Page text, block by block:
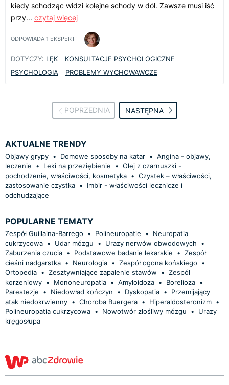
kiedy schodząc widzi kolejne schody w dól. Zawsze musi iść
przy... czytaj więcej
ODPOWIADA 1 EKSPERT:
DOTYCZY: LĘK
KONSULTACJE PSYCHOLOGICZNE
PSYCHOLOGIA
PROBLEMY WYCHOWAWCZE
POPRZEDNIA NASTĘPNA
AKTUALNE TRENDY
Objawy grypy • Domowe sposoby na katar • Angina - objawy,
leczenie
• Leki na przeziębienie • Olej z czarnuszki -
pochodzenie, właściwości, kosmetyka • Czystek – właściwości,
zastosowanie czystka •
Imbir - właściwości lecznicze i
odchudzające
POPULARNE TEMATY
Zespół Guillaina-Barrego • Polineuropatie •
Neuropatia
cukrzycowa • Udar mózgu • Urazy nerwów obwodowych
•
Zaburzenia czucia • Podstawowe badanie lekarskie • Zespół
cieśni nadgarstka • Neurologia • Zespół ogona końskiego
•
Ortopedia • Zesztywniające zapalenie stawów • Zespół
korzeniowy • Mononeuropatia • Amyloidoza • Borelioza •
Parestezje
• Niedowład kończyn • Dyskopatia •
Przemijający
atak niedokrwienny • Choroba Buergera • Hiperaldosteronizm •
Polineuropatia cukrzycowa • Nowotwór złośliwy mózgu •
Urazy
kręgosłupa